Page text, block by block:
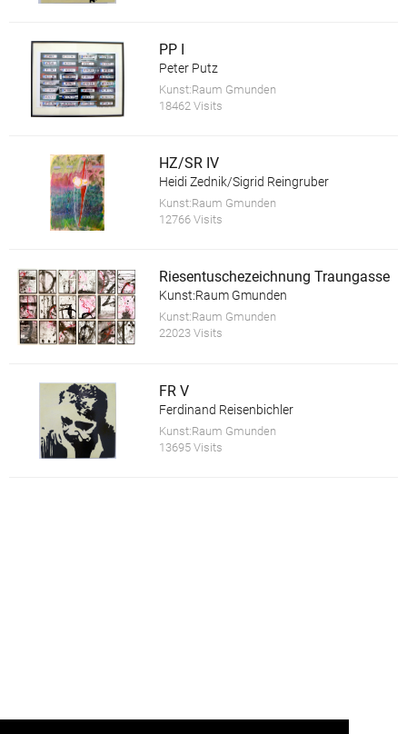
PP I
Peter Putz
Kunst:Raum Gmunden
18462 Visits
HZ/SR IV
Heidi Zednik/Sigrid Reingruber
Kunst:Raum Gmunden
12766 Visits
Riesentuschezeichnung Traungasse
Kunst:Raum Gmunden
Kunst:Raum Gmunden
22023 Visits
FR V
Ferdinand Reisenbichler
Kunst:Raum Gmunden
13695 Visits